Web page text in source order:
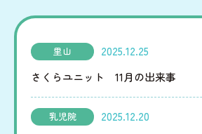
児童家庭支援センター
さとおや
里山
2025.12.25
さくらユニット 11月の出来事
乳児院
2025.12.20